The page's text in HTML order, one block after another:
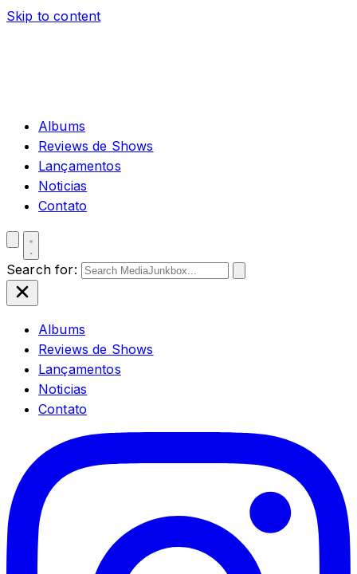
Skip to content
Albums
Reviews de Shows
Lançamentos
Noticias
Contato
Search for:
Albums
Reviews de Shows
Lançamentos
Noticias
Contato